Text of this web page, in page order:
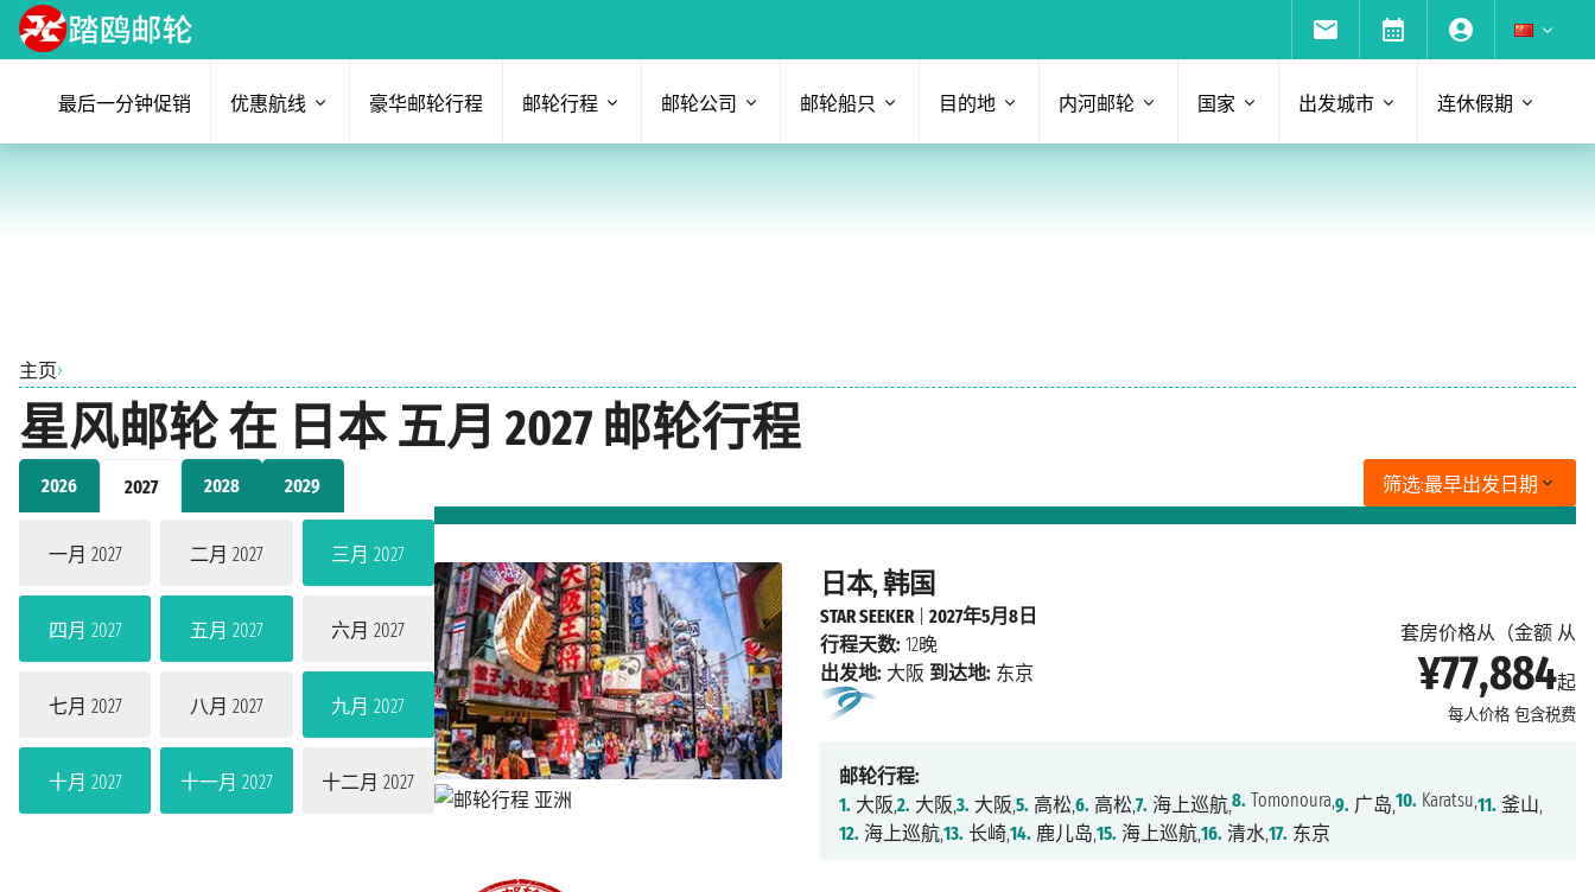
最后一分钟促销 优惠航线 豪华邮轮行程 邮轮行程 邮轮公司 邮轮船只 目的地 内河邮轮 国家 出发城市 连休假期
主页›
星风邮轮 在 日本 五月 2027 邮轮行程
2026 2027 2028 2029
一月 2027 二月 2027 三月 2027
四月 2027 五月 2027 六月 2027
七月 2027 八月 2027 九月 2027
十月 2027 十一月 2027 十二月 2027
筛选:最早出发日期
日本, 韩国
套房价格从（金额 从
¥77,884起
每人价格 包含税费
STAR SEEKER| 2027年5月8日
行程天数: 12晚
出发地: 大阪 到达地: 东京
邮轮行程:
1. 大阪,2. 大阪,3. 大阪,5. 高松,6. 高松,7. 海上巡航,8. Tomonoura,9. 广岛,10. Karatsu,11. 釜山,
12. 海上巡航,13. 长崎,14. 鹿儿岛,15. 海上巡航,16. 清水,17. 东京